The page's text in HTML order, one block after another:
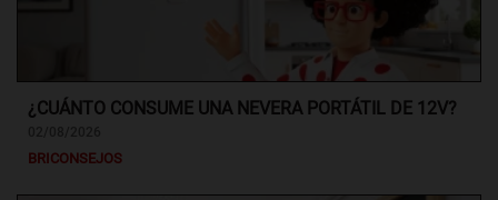
¿CUÁNTO CONSUME UNA NEVERA PORTÁTIL DE 12V?
BRICONSEJOS